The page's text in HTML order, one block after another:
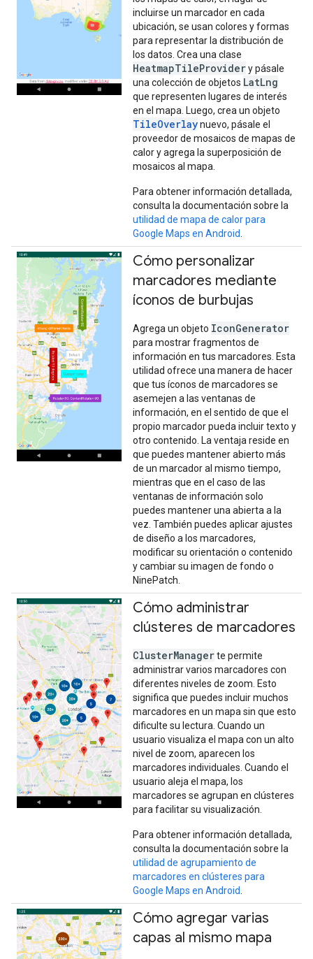
incluirse un marcador en cada
ubicación, se usan colores y formas
para representar la distribución de
los datos. Crea una clase
HeatmapTileProvidery pásale
una colección de objetos LatLng
que representen lugares de interés
en el mapa. Luego, crea un objeto
TileOverlaynuevo, pásale el
proveedor de mosaicos de mapas de
calor y agrega la superposición de
mosaicos al mapa.
Para obtener información detallada,
consulta la documentación sobre la
utilidad de mapa de calor para
Google Maps en Android
Cómo personalizar
marcadores mediante
íconos de burbujas
Agrega un objeto IconGenerator
para mostrar fragmentos de
información en tus marcadores. Esta
utilidad ofrece una manera de hacer
que tus íconos de marcadores se
asemejen a las ventanas de
información, en el sentido de que el
propio marcador pueda incluir texto y
otro contenido. La ventaja reside en
que puedes mantener abierto más
de un marcador al mismo tiempo,
mientras que en el caso de las
ventanas de información solo
puedes mantener una abierta a la
vez. También puedes aplicar ajustes
de diseño a los marcadores,
modificar su orientación o contenido
y cambiar su imagen de fondo o
NinePatch.
Cómo administrar
clústeres de marcadores
ClusterManagerte permite
administrar varios marcadores con
diferentes niveles de zoom. Esto
significa que puedes incluir muchos
marcadores en un mapa sin que esto
dificulte su lectura. Cuando un
usuario visualiza el mapa con un alto
nivel de zoom, aparecen los
marcadores individuales. Cuando el
usuario aleja el mapa, los
marcadores se agrupan en clústeres
para facilitar su visualización.
Para obtener información detallada,
consulta la documentación sobre la
utilidad de agrupamiento de
marcadores en clústeres para
Google Maps en Android
Cómo agregar varias
capas al mismo mapa